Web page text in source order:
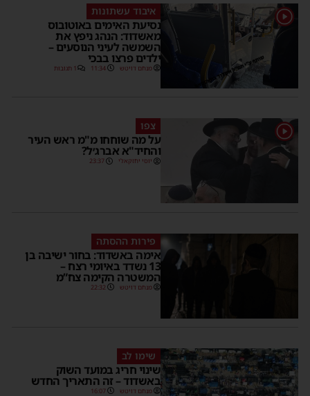
1 איבוד עשתונות
נסיעת האימים באוטובוס
מאשדוד: הנהג ניפץ את
השמשה לעיני הנוסעים –
ילדים פרצו בבכי
מנחם דויטש 11:34 1 תגובות
1 צפו
על מה שוחחו מ"מ ראש העיר
והחיד"א אברג׳ל?
יוסי יחזקאלי 23:37
פירות ההסתה
אימה באשדוד: בחור ישיבה בן
13 נשדד באיומי רצח –
המשטרה הקימה צח”מ
מנחם דויטש 22:32
שימו לב
שינוי חריג במועד השוק
באשדוד – זה התאריך החדש
מנחם דויטש 16:07